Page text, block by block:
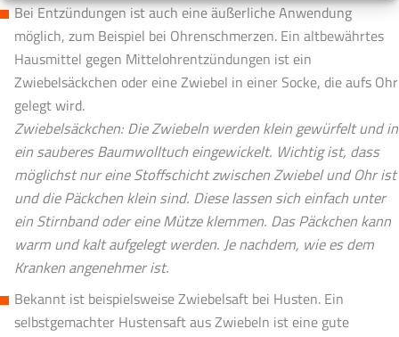
Bei Entzündungen ist auch eine äußerliche Anwendung
möglich, zum Beispiel bei Ohrenschmerzen. Ein altbewährtes
Hausmittel gegen Mittelohrentzündungen ist ein
Zwiebelsäckchen oder eine Zwiebel in einer Socke, die aufs Ohr
gelegt wird.
Zwiebelsäckchen: Die Zwiebeln werden klein gewürfelt und in
ein sauberes Baumwolltuch eingewickelt. Wichtig ist, dass
möglichst nur eine Stoffschicht zwischen Zwiebel und Ohr ist
und die Päckchen klein sind. Diese lassen sich einfach unter
ein Stirnband oder eine Mütze klemmen. Das Päckchen kann
warm und kalt aufgelegt werden. Je nachdem, wie es dem
Kranken angenehmer ist.
Bekannt ist beispielsweise Zwiebelsaft bei Husten. Ein
selbstgemachter Hustensaft aus Zwiebeln ist eine gute